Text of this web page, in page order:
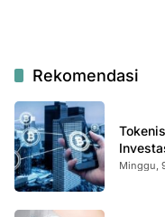
Rekomendasi
Minggu,